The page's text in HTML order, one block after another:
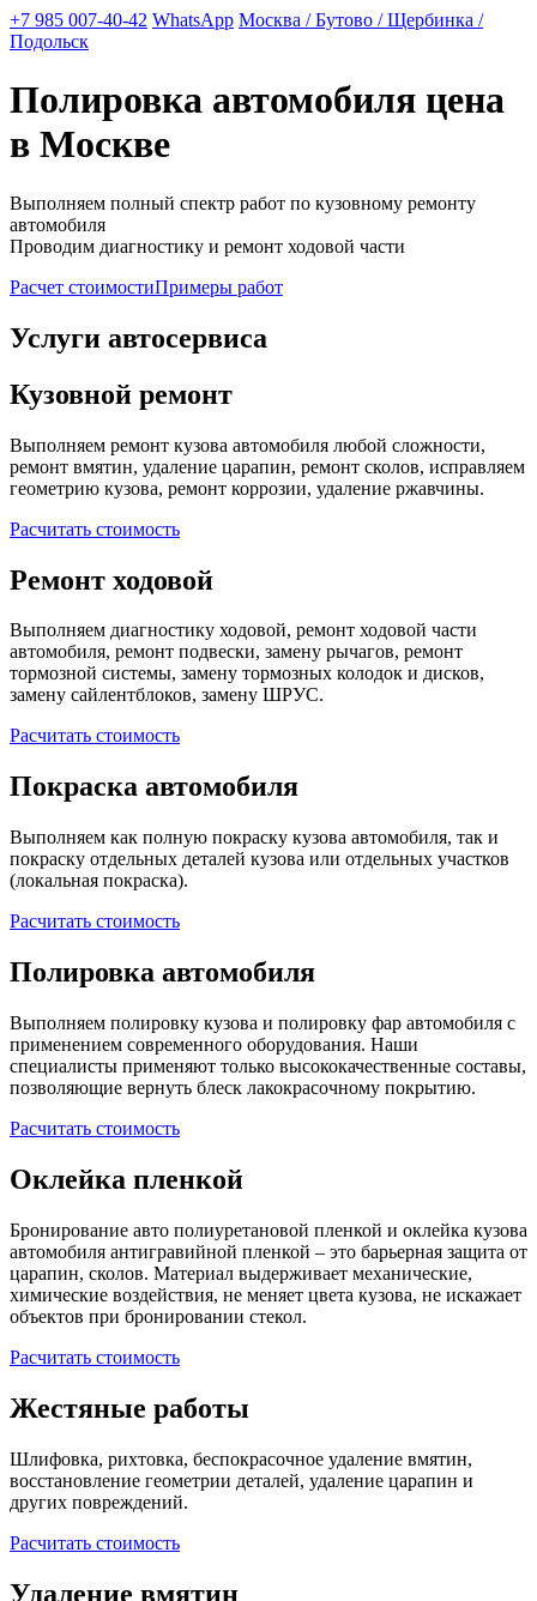
+7 985 007-40-42 WhatsApp Москва / Бутово / Щербинка /
Подольск
Полировка автомобиля цена
в Москве
Выполняем полный спектр работ по кузовному ремонту
автомобиля
Проводим диагностику и ремонт ходовой части
Расчет стоимостиПримеры работ
Услуги автосервиса
Кузовной ремонт
Выполняем ремонт кузова автомобиля любой сложности,
ремонт вмятин, удаление царапин, ремонт сколов, исправляем
геометрию кузова, ремонт коррозии, удаление ржавчины.
Расчитать стоимость
Ремонт ходовой
Выполняем диагностику ходовой, ремонт ходовой части
автомобиля, ремонт подвески, замену рычагов, ремонт
тормозной системы, замену тормозных колодок и дисков,
замену сайлентблоков, замену ШРУС.
Расчитать стоимость
Покраска автомобиля
Выполняем как полную покраску кузова автомобиля, так и
покраску отдельных деталей кузова или отдельных участков
(локальная покраска).
Расчитать стоимость
Полировка автомобиля
Выполняем полировку кузова и полировку фар автомобиля с
применением современного оборудования. Наши
специалисты применяют только высококачественные составы,
позволяющие вернуть блеск лакокрасочному покрытию.
Расчитать стоимость
Оклейка пленкой
Бронирование авто полиуретановой пленкой и оклейка кузова
автомобиля антигравийной пленкой – это барьерная защита от
царапин, сколов. Материал выдерживает механические,
химические воздействия, не меняет цвета кузова, не искажает
объектов при бронировании стекол.
Расчитать стоимость
Жестяные работы
Шлифовка, рихтовка, беспокрасочное удаление вмятин,
восстановление геометрии деталей, удаление царапин и
других повреждений.
Расчитать стоимость
Удаление вмятин